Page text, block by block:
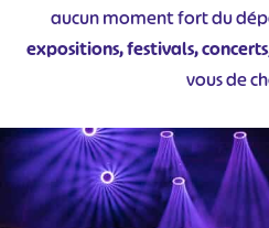
aucun moment fort du
expositions, festivals,
vous de